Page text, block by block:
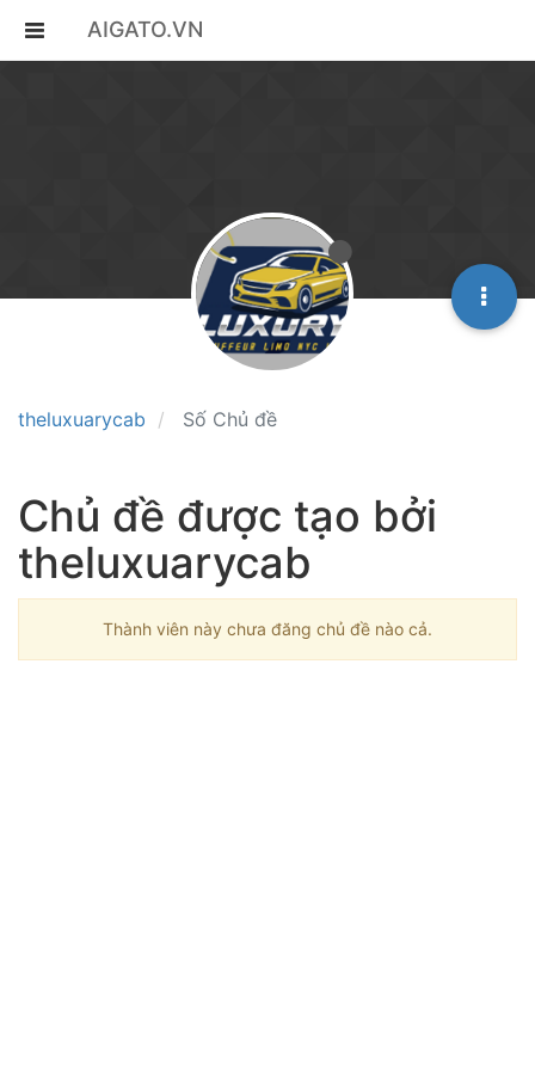
AIGATO.VN
theluxuarycab Số Chủ đề
Chủ đề được tạo bởi
theluxuarycab
Thành viên này chưa đăng chủ đề nào cả.